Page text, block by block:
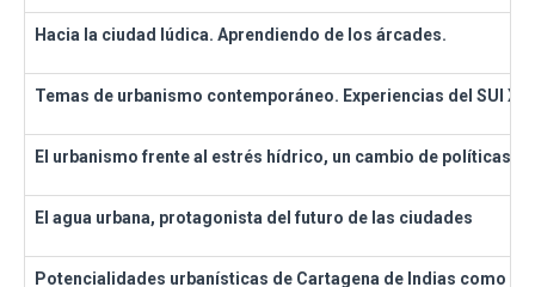
Hacia la ciudad lúdica. Aprendiendo de los árcades.
Temas de urbanismo contemporáneo. Experiencias del SUI X
El urbanismo frente al estrés hídrico, un cambio de políticas a
El agua urbana, protagonista del futuro de las ciudades
Potencialidades urbanísticas de Cartagena de Indias como